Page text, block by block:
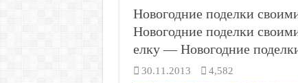
Новогодние поделки
Новогодние поделки
елку — Новогодние
30.11.2013 4,582